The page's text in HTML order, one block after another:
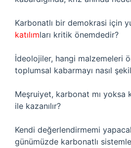
Karbonatlı bir demokrasi için
katılımları kritik önemdedir?
İdeolojiler, hangi malzemeleri
toplumsal kabarmayı nasıl
Meşruiyet, karbonat mı yoksa
ile kazanılır?
Kendi değerlendirmemi
günümüzde karbonatlı